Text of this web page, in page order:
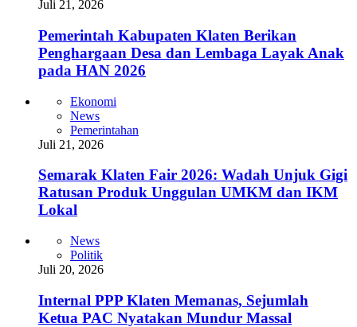
Juli 21, 2026
Pemerintah Kabupaten Klaten Berikan
Penghargaan Desa dan Lembaga Layak Anak
pada HAN 2026
Ekonomi
News
Pemerintahan
Juli 21, 2026
Semarak Klaten Fair 2026: Wadah Unjuk Gigi
Ratusan Produk Unggulan UMKM dan IKM
Lokal
News
Politik
Juli 20, 2026
Internal PPP Klaten Memanas, Sejumlah
Ketua PAC Nyatakan Mundur Massal